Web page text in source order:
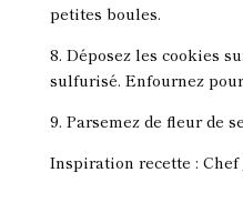
petites boules.
8. Déposez les cookies
sulfurisé. Enfournez
9. Parsemez de fleur de
Inspiration recette :